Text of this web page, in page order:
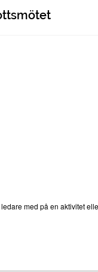
med på en aktivitet